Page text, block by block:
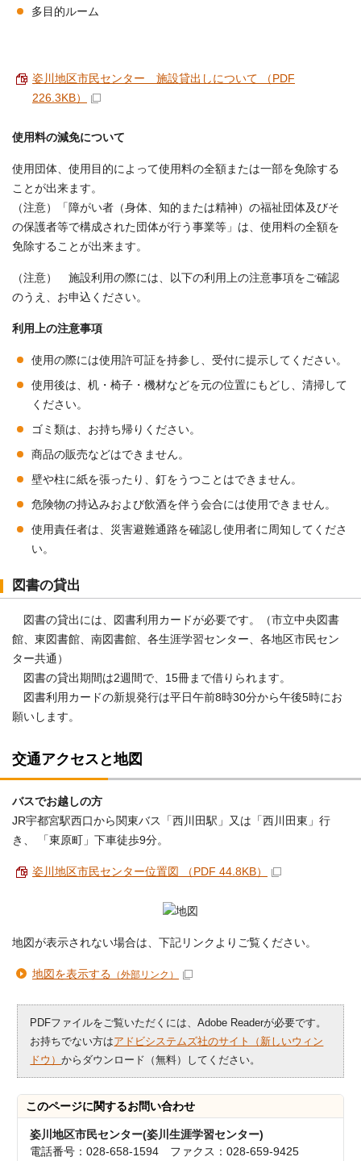
多目的ルーム
姿川地区市民センター 施設貸出しについて （PDF
226.3KB）
使用料の減免について
使用団体、使用目的によって使用料の全額または一部を免除する
ことが出来ます。
（注意）「障がい者（身体、知的または精神）の福祉団体及びそ
の保護者等で構成された団体が行う事業等」は、使用料の全額を
免除することが出来ます。
（注意） 施設利用の際には、以下の利用上の注意事項をご確認
のうえ、お申込ください。
利用上の注意事項
使用の際には使用許可証を持参し、受付に提示してください。
使用後は、机・椅子・機材などを元の位置にもどし、清掃して
ください。
ゴミ類は、お持ち帰りください。
商品の販売などはできません。
壁や柱に紙を張ったり、釘をうつことはできません。
危険物の持込みおよび飲酒を伴う会合には使用できません。
使用責任者は、災害避難通路を確認し使用者に周知してくださ
い。
図書の貸出
図書の貸出には、図書利用カードが必要です。（市立中央図書
館、東図書館、南図書館、各生涯学習センター、各地区市民セン
ター共通）
図書の貸出期間は2週間で、15冊まで借りられます。
図書利用カードの新規発行は平日午前8時30分から午後5時にお
願いします。
交通アクセスと地図
バスでお越しの方
JR宇都宮駅西口から関東バス「西川田駅」又は「西川田東」行
き、 「東原町」下車徒歩9分。
姿川地区市民センター位置図 （PDF 44.8KB）
地図が表示されない場合は、下記リンクよりご覧ください。
地図を表示する （外部リンク）
PDFファイルをご覧いただくには、Adobe Readerが必要です。
お持ちでない方はアドビシステムズ社のサイト（新しいウィン
ドウ）からダウンロード（無料）してください。
このページに関するお問い合わせ
姿川地区市民センター(姿川生涯学習センター)
電話番号：028-658-1594 ファクス：028-659-9425